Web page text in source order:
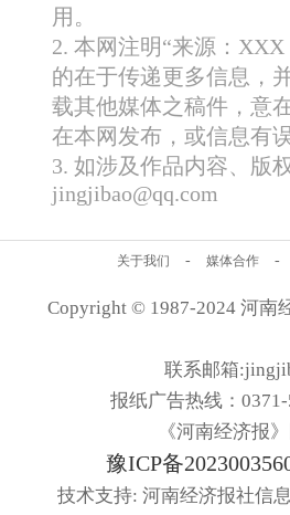
用。
2. 本网注明“来源：
的在于传递更多信息，
载其他媒体之稿件，意
在本网发布，或信息有
3. 如涉及作品内容、版
jingjibao@qq.com
关于我们 - 媒体合作 -
Copyright © 1987-2024 河南
联系邮箱
报纸广告热线：
《河南经济报
豫ICP备
技术支持: 河南经济报社信